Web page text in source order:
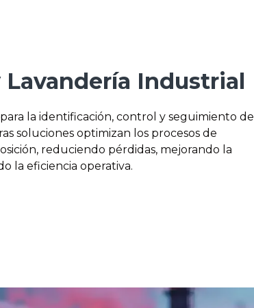
Lavandería Industrial
la identificación, control y seguimiento de
soluciones optimizan los procesos de
reduciendo pérdidas, mejorando la
la eficiencia operativa.